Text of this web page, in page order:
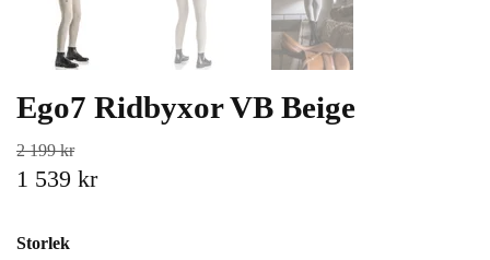
Ego7 Ridbyxor VB Beige
2 199 kr
1 539 kr
Storlek